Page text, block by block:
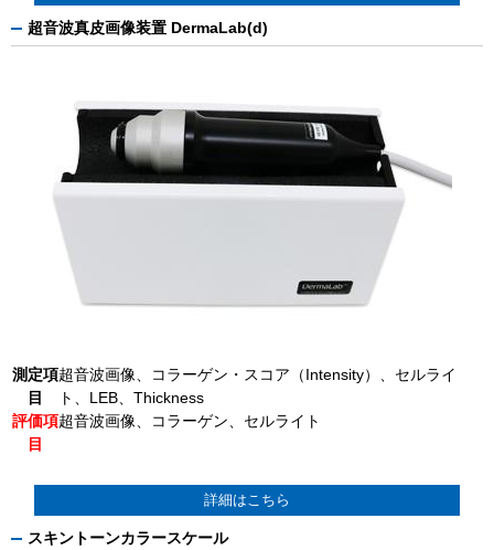
超音波真皮画像装置 DermaLab(d)
測定項
目
超音波画像、コラーゲン・スコア（Intensity）、セルライ
ト、LEB、Thickness
評価項
目
超音波画像、コラーゲン、セルライト
詳細はこちら
スキントーンカラースケール